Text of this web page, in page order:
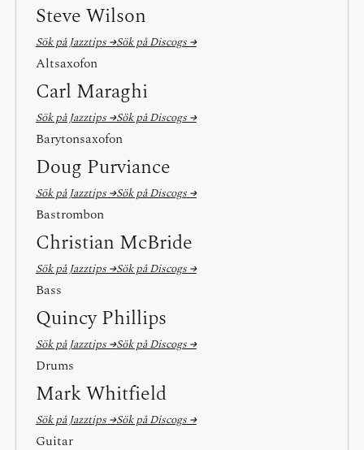
Steve Wilson
Sök på Jazztips →Sök på Discogs →
Altsaxofon
Carl Maraghi
Sök på Jazztips →Sök på Discogs →
Barytonsaxofon
Doug Purviance
Sök på Jazztips →Sök på Discogs →
Bastrombon
Christian McBride
Sök på Jazztips →Sök på Discogs →
Bass
Quincy Phillips
Sök på Jazztips →Sök på Discogs →
Drums
Mark Whitfield
Sök på Jazztips →Sök på Discogs →
Guitar